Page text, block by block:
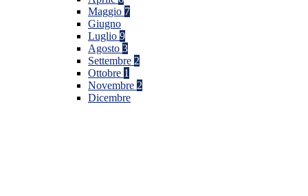
Maggio 7
Giugno
Luglio 9
Agosto 3
Settembre 2
Ottobre 1
Novembre 2
Dicembre